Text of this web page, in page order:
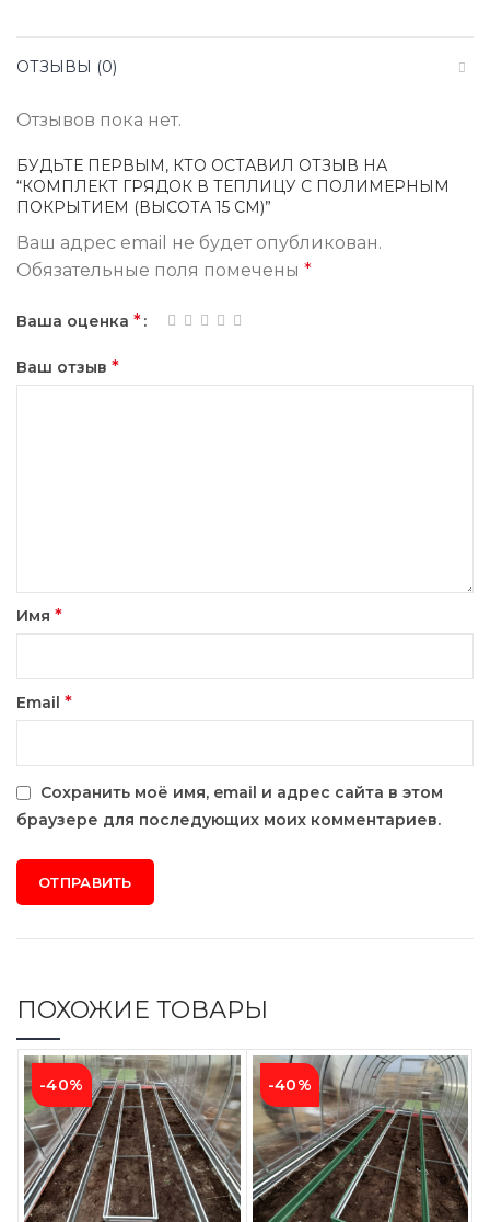
ОТЗЫВЫ (0)
Отзывов пока нет.
БУДЬТЕ ПЕРВЫМ, КТО ОСТАВИЛ ОТЗЫВ НА
“КОМПЛЕКТ ГРЯДОК В ТЕПЛИЦУ С ПОЛИМЕРНЫМ
ПОКРЫТИЕМ (ВЫСОТА 15 СМ)”
Ваш адрес email не будет опубликован.
Обязательные поля помечены *
Ваша оценка *
Ваш отзыв *
Имя *
Email *
Сохранить моё имя, email и адрес сайта в этом
браузере для последующих моих комментариев.
ПОХОЖИЕ ТОВАРЫ
-40% -40%